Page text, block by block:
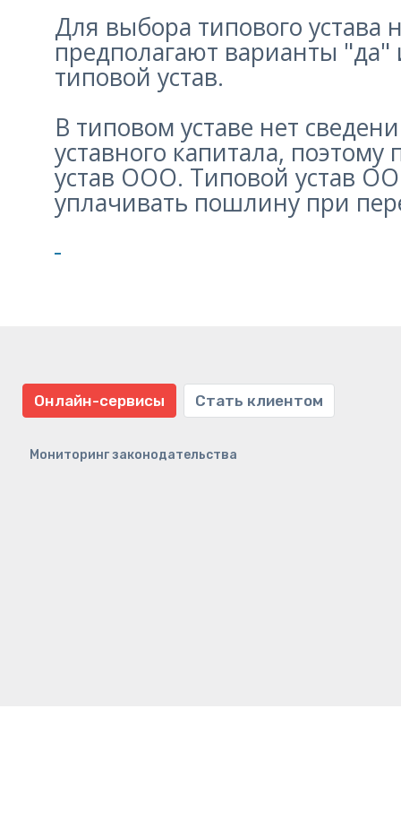
Для выбора типового устава
предполагают варианты
типовой устав.
В типовом уставе нет
уставного капитала,
устав ООО. Типовой устав
уплачивать пошлину при
Онлайн-сервисы Стать клиентом
Мониторинг законодательства